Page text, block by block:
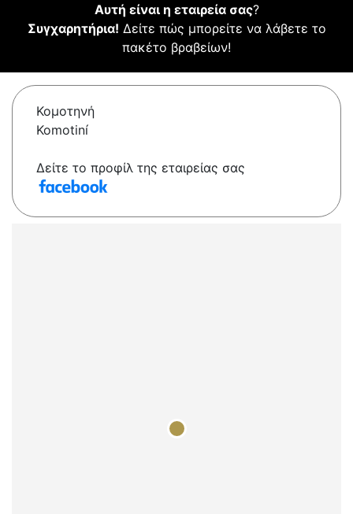
Αυτή είναι η εταιρεία σας?
Συγχαρητήρια! Δείτε πώς μπορείτε να λάβετε το
πακέτο βραβείων!
Κομοτηνή
Komotiní
Δείτε το προφίλ της εταιρείας σας